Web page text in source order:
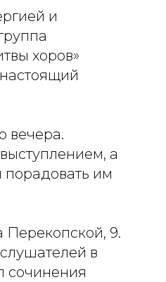
и
хоров»
вечера.
а
порадовать им
Перекопской, 9.
в
сочинения